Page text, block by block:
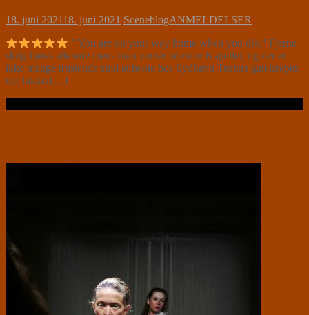
18. juni 202118. juni 2021 SceneblogANMELDELSER
” You are on your way home when you die.” Fjerne
skrig høres allerede mens man venter udenfor Kapellet, og der er
ikke mange trøstende smil at hente hos Sydhavn Teaters gatekeeper,
der lukker[…]